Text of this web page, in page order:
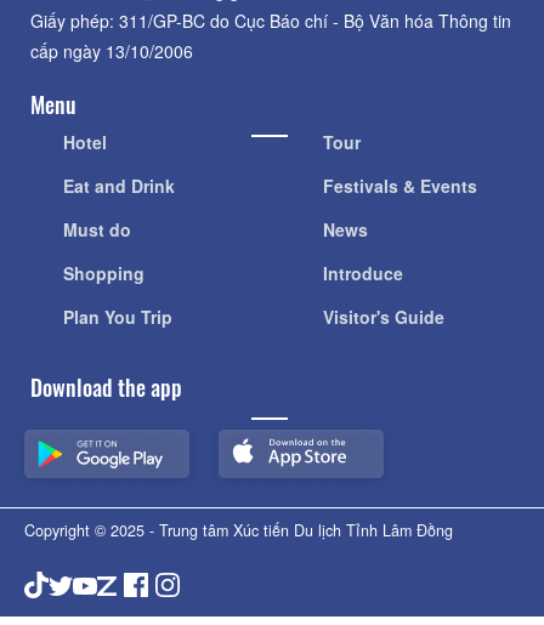
Giấy phép: 311/GP-BC do Cục Báo chí - Bộ Văn hóa Thông tin
cấp ngày 13/10/2006
Menu
Hotel
Eat and Drink
Must do
Shopping
Plan You Trip
Tour
Festivals & Events
News
Introduce
Visitor's Guide
Download the app
Copyright © 2025 - Trung tâm Xúc tiến Du lịch Tỉnh Lâm Đồng